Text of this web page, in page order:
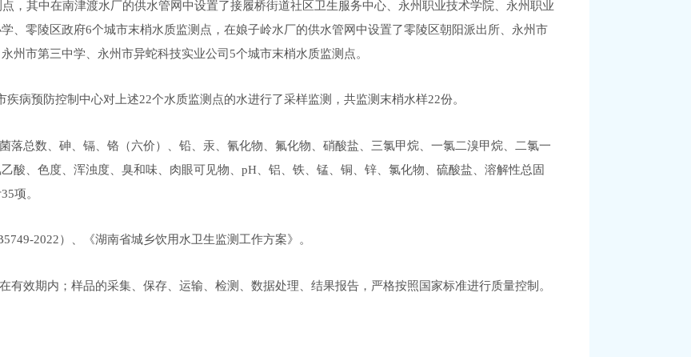
，其中在南津渡水厂的供水管网中设置了接履桥街道社区卫生服务中心、永州职业技术学院、永州职业
、零陵区政府6个城市末梢水质监测点，在娘子岭水厂的供水管网中设置了零陵区朝阳派出所、永州市
州市第三中学、永州市异蛇科技实业公司5个城市末梢水质监测点。
疾病预防控制中心对上述22个水质监测点的水进行了采样监测，共监测末梢水样22份。
落总数、砷、镉、铬（六价）、铅、汞、氰化物、氟化物、硝酸盐、三氯甲烷、一氯二溴甲烷、二氯一
酸、色度、浑浊度、臭和味、肉眼可见物、 pH、铝、铁、锰、铜、锌、氯化物、硫酸盐、溶解性总固
项。
2022）、《湖南省城乡饮用水卫生监测工作方案》。
有效期内；样品的采集、保存、运输、检测、数据处理、结果报告，严格按照国家标准进行质量控制。